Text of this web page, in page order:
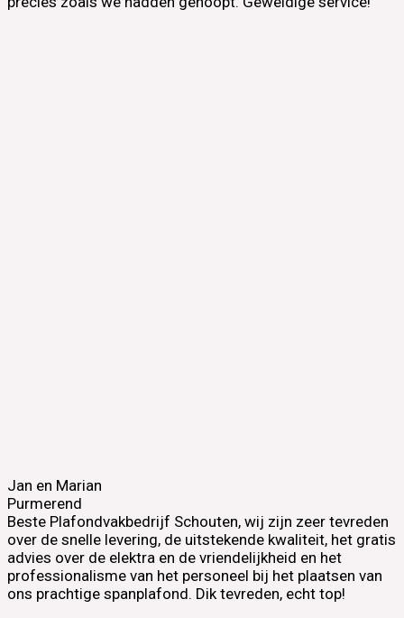
Jan en Marian
Purmerend
Beste Plafondvakbedrijf Schouten, wij zijn zeer tevreden
over de snelle levering, de uitstekende kwaliteit, het gratis
advies over de elektra en de vriendelijkheid en het
professionalisme van het personeel bij het plaatsen van
ons prachtige spanplafond. Dik tevreden, echt top!